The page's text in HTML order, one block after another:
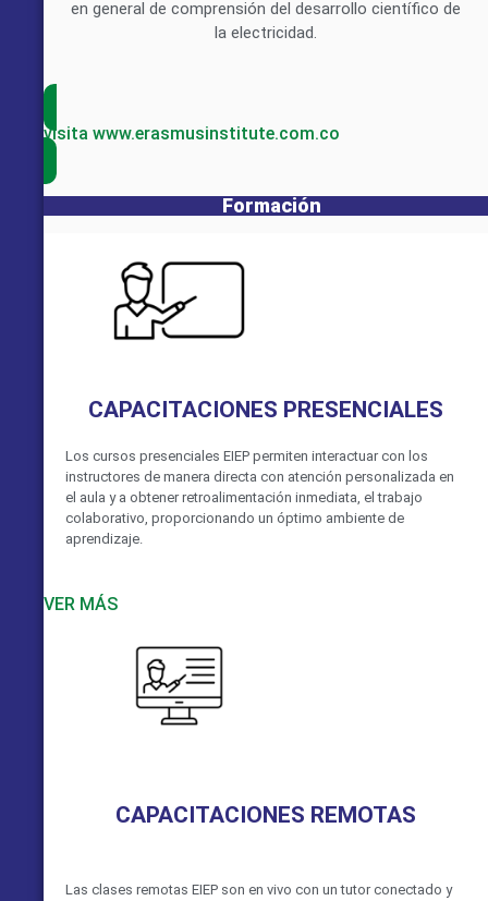
en general de comprensión del desarrollo científico de
la electricidad.
visita www.erasmusinstitute.com.co
Formación
CAPACITACIONES PRESENCIALES
Los cursos presenciales EIEP permiten interactuar con los
instructores de manera directa con atención personalizada en
el aula y a obtener retroalimentación inmediata, el trabajo
colaborativo, proporcionando un óptimo ambiente de
aprendizaje.
VER MÁS
CAPACITACIONES REMOTAS
Las clases remotas EIEP son en vivo con un tutor conectado y